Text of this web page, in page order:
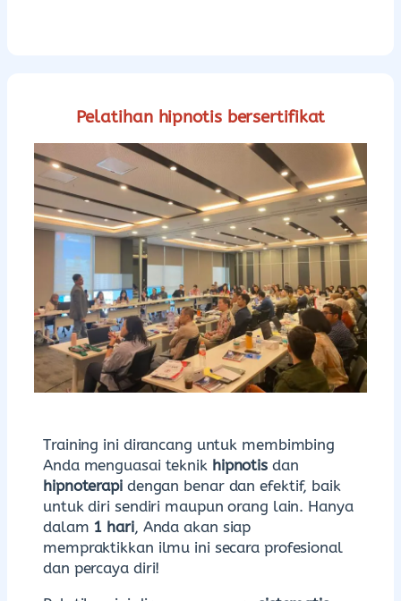
Pelatihan hipnotis bersertifikat
Training ini dirancang untuk membimbing
Anda menguasai teknik hipnotis dan
hipnoterapidengan benar dan efektif, baik
untuk diri sendiri maupun orang lain. Hanya
dalam 1 hari, Anda akan siap
mempraktikkan ilmu ini secara profesional
dan percaya diri!